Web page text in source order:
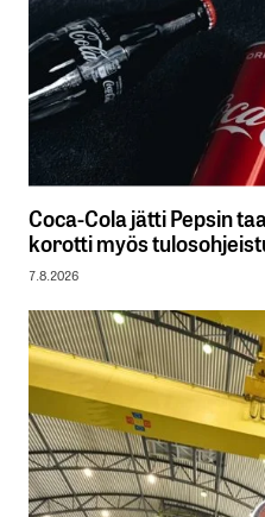
Coca-Cola jätti Pepsin
korotti myös
7.8.2026